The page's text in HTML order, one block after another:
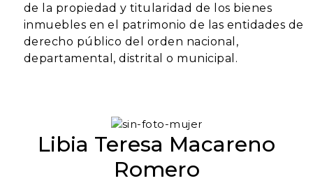
de la propiedad y titularidad de los bienes
inmuebles en el patrimonio de las entidades de
derecho público del orden nacional,
departamental, distrital o municipal.
Libia Teresa Macareno
Romero